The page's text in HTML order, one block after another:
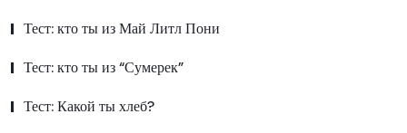
Тест: кто ты из Май Литл Пони
Тест: кто ты из “Сумерек”
Тест: Какой ты хлеб?